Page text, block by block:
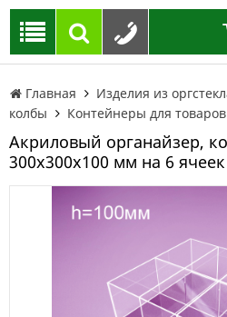
Главная Изделия из
колбы
Контейнеры для товаров
Акриловый органайзер,
300х300х100 мм на 6 ячеек